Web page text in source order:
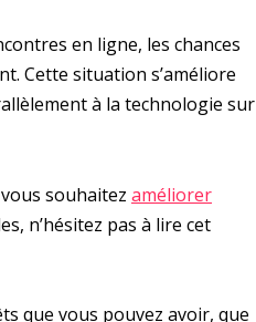
en ligne, les chances
Cette situation s’améliore
à la technologie sur
souhaitez améliorer
n’hésitez pas à lire cet
que vous pouvez avoir, que